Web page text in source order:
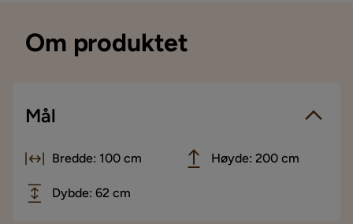
Om produktet
Mål
Bredde: 100 cm Høyde: 200 cm
Dybde: 62 cm